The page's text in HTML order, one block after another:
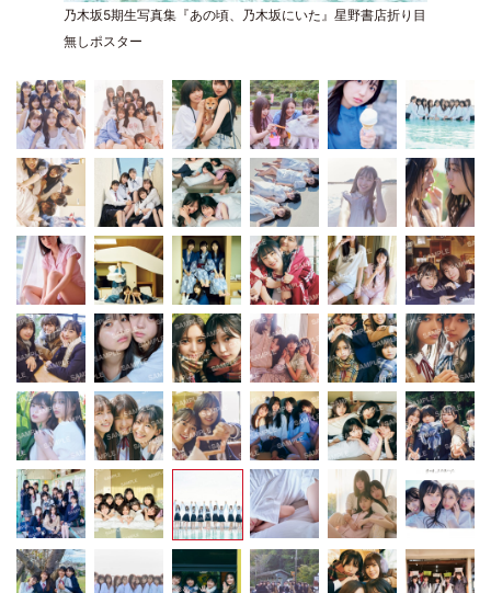
乃木坂5期生写真集『あの頃、乃木坂にいた』星野書店折り目
無しポスター